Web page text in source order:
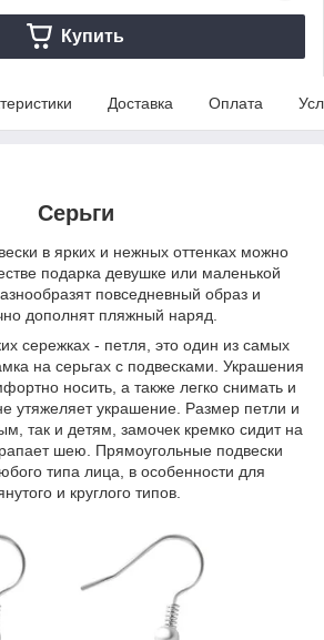
Купить
Доставка Оплата
Серьги
в ярких и нежных оттенках можно
подарка девушке или маленькой
повседневный образ и
дополнят пляжный наряд.
сережках - петля, это один из самых
на серьгах с подвесками. Украшения
носить, а также легко снимать и
утяжеляет украшение. Размер петли и
так и детям, замочек кремко сидит на
шею. Прямоугольные подвески
типа лица, в особенности для
и круглого типов.